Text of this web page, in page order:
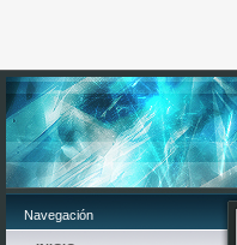
Navegación